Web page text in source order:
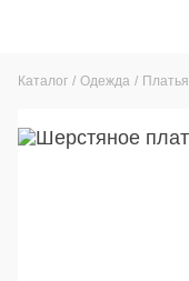
Каталог Одежда Платья